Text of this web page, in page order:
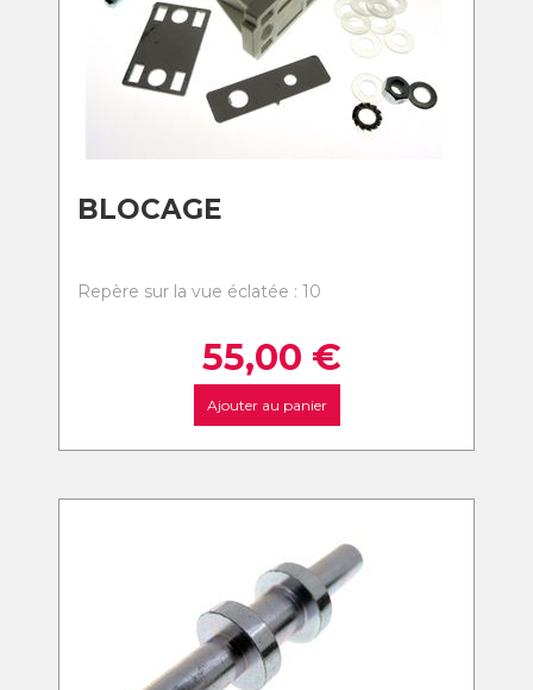
BLOCAGE
Repère sur la vue éclatée : 10
55,00 €
Ajouter au panier